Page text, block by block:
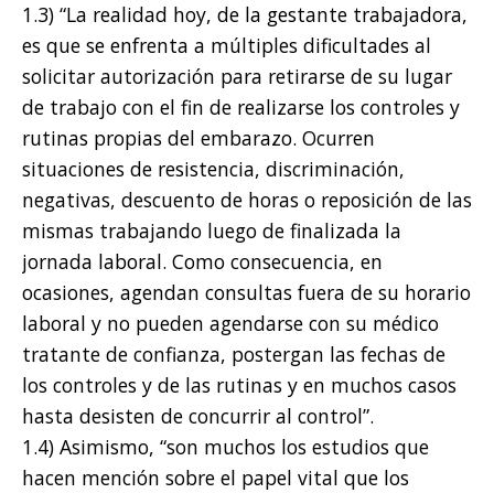
1.3) “La realidad hoy, de la gestante trabajadora,
es que se enfrenta a múltiples dificultades al
solicitar autorización para retirarse de su lugar
de trabajo con el fin de realizarse los controles y
rutinas propias del embarazo. Ocurren
situaciones de resistencia, discriminación,
negativas, descuento de horas o reposición de las
mismas trabajando luego de finalizada la
jornada laboral. Como consecuencia, en
ocasiones, agendan consultas fuera de su horario
laboral y no pueden agendarse con su médico
tratante de confianza, postergan las fechas de
los controles y de las rutinas y en muchos casos
hasta desisten de concurrir al control”.
1.4) Asimismo, “son muchos los estudios que
hacen mención sobre el papel vital que los